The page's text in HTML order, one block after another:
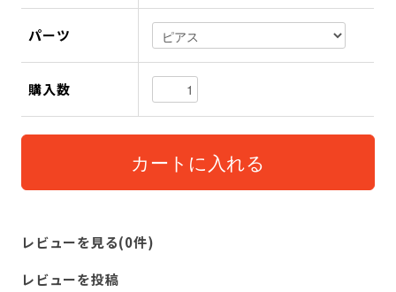
パーツ
購入数
レビューを見る(0件)
レビューを投稿